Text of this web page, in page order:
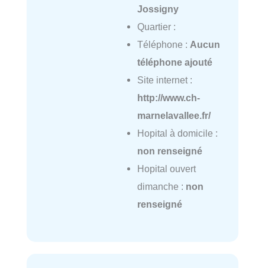
Jossigny
Quartier :
Téléphone : Aucun
téléphone ajouté
Site internet :
http://www.ch-
marnelavallee.fr/
Hopital à domicile :
non renseigné
Hopital ouvert
dimanche : non
renseigné